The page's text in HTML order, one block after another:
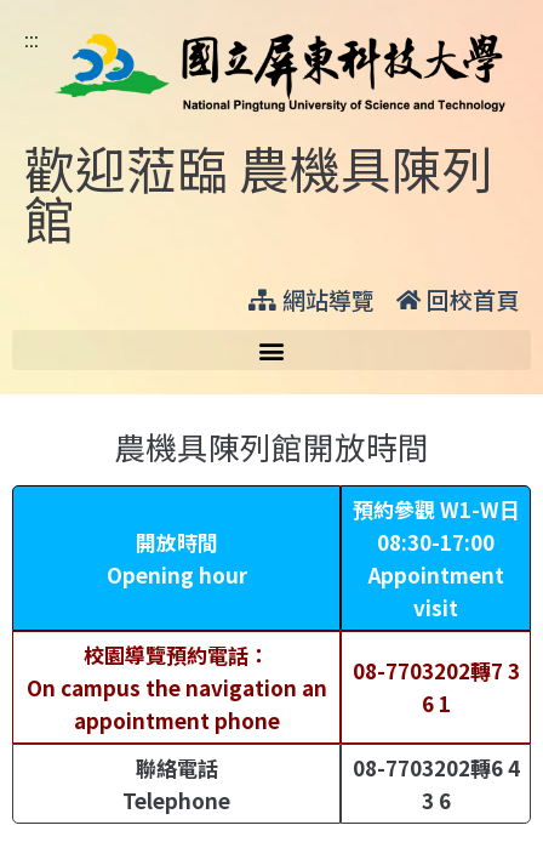
:::
歡迎蒞臨 農機具陳列
館
網站導覽 回校首頁
農機具陳列館開放時間
開放時間
Opening hour
預約參觀 W1-W日
08:30-17:00
Appointment
visit
校園導覽預約電話：
On campus the navigation an
appointment phone
08-7703202轉7 3
6 1
聯絡電話
Telephone
08-7703202轉6 4
3 6